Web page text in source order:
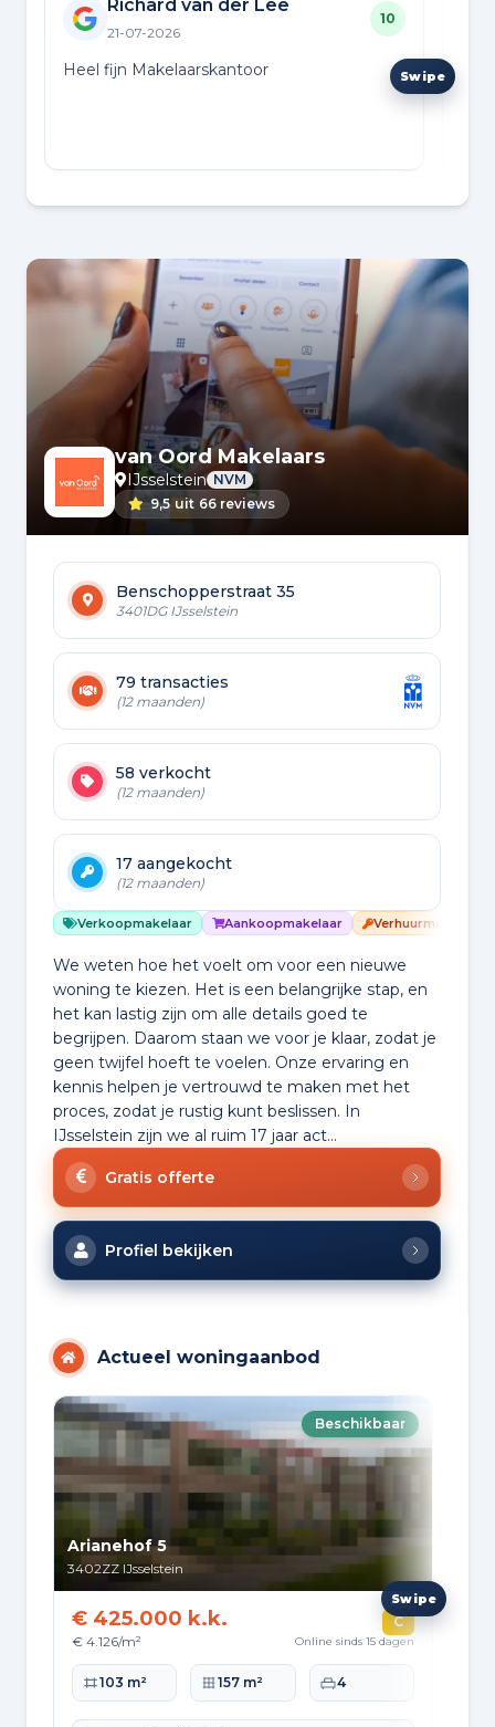
Richard van der Lee
21-07-2026
10
Heel fijn Makelaarskantoor
van Oord Makelaars
IJsselstein NVM
9,5 uit 66 reviews
Benschopperstraat 35
3401DG IJsselstein
79 transacties
(12 maanden)
58 verkocht
(12 maanden)
17 aangekocht
(12 maanden)
Verkoopmakelaar Aankoopmakelaar Verhuurmakelaar
We weten hoe het voelt om voor een nieuwe
woning te kiezen. Het is een belangrijke stap, en
het kan lastig zijn om alle details goed te
begrijpen. Daarom staan we voor je klaar, zodat je
geen twijfel hoeft te voelen. Onze ervaring en
kennis helpen je vertrouwd te maken met het
proces, zodat je rustig kunt beslissen. In
IJsselstein zijn we al ruim 17 jaar act...
Gratis offerte
Profiel bekijken
Actueel woningaanbod
Beschikbaar
Arianehof 5
3402ZZ IJsselstein
€ 425.000 k.k.
€ 4.126/m²
C
Online sinds 15 dagen
Woonoppervlakte
103 m² Perceeloppervlakte
157 m² Slaapkamers
4